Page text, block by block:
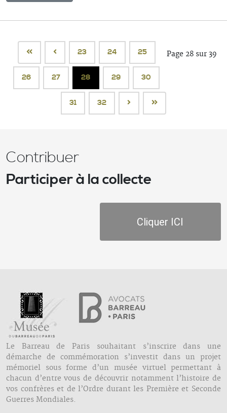
Page 28 sur 39
23 24 25
26 27 28 29 30
31 32
Contribuer
Participer à la collecte
Cliquer ICI
Le Barreau de Paris souhaitant s’inscrire dans une
démarche de commémoration s’investit dans un projet
mémoriel sous forme d’un musée virtuel permettant à
chacun d’entre vous de découvrir notamment l’histoire de
vos confrères et de l’Ordre durant les Première et Seconde
Guerres Mondiales.